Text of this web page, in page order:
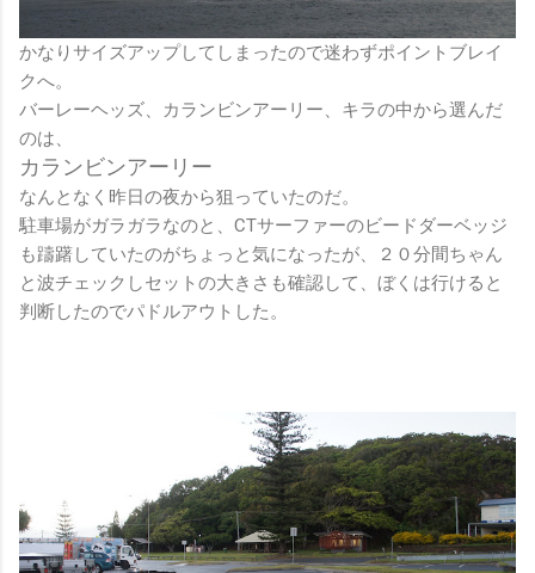
かなりサイズアップしてしまったので迷わずポイントブレイ
クへ。
バーレーヘッズ、カランビンアーリー、キラの中から選んだ
のは、
カランビンアーリー
なんとなく昨日の夜から狙っていたのだ。
駐車場がガラガラなのと、CTサーファーのビードダーベッジ
も躊躇していたのがちょっと気になったが、２０分間ちゃん
と波チェックしセットの大きさも確認して、ぼくは行けると
判断したのでパドルアウトした。